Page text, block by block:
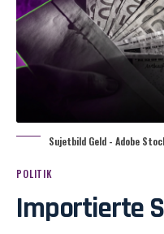
Sujetbild Geld - Adobe
POLITIK
Importierte